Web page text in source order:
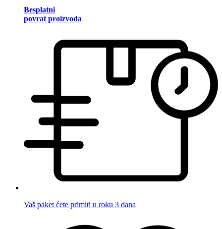
Besplatni
povrat proizvoda
Vaš paket ćete primiti u roku 3 dana